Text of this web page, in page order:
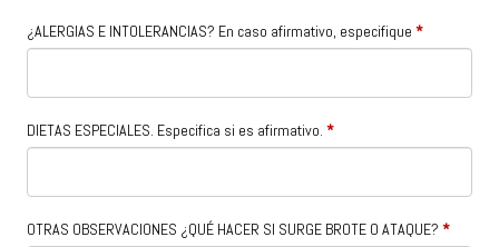
¿ALERGIAS E INTOLERANCIAS? En caso afirmativo, especifique *
DIETAS ESPECIALES. Especifica si es afirmativo. *
OTRAS OBSERVACIONES ¿QUÉ HACER SI SURGE BROTE O ATAQUE? *